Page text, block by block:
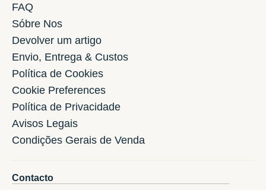
FAQ
Sóbre Nos
Devolver um artigo
Envio, Entrega & Custos
Política de Cookies
Cookie Preferences
Política de Privacidade
Avisos Legais
Condições Gerais de Venda
Contacto